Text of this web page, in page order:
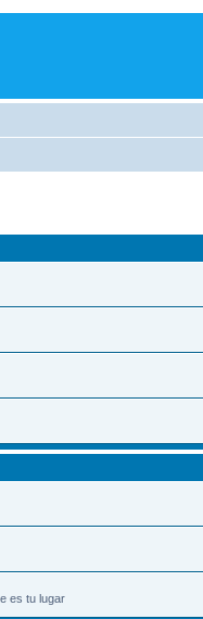
es tu lugar